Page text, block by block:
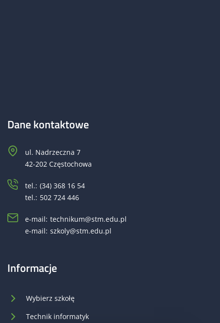
Dane kontaktowe
ul. Nadrzeczna 7
42-202 Częstochowa
tel.: (34) 368 16 54
tel.: 502 724 446
e-mail: technikum@stm.edu.pl
e-mail: szkoly@stm.edu.pl
Informacje
Wybierz szkołę
Technik informatyk